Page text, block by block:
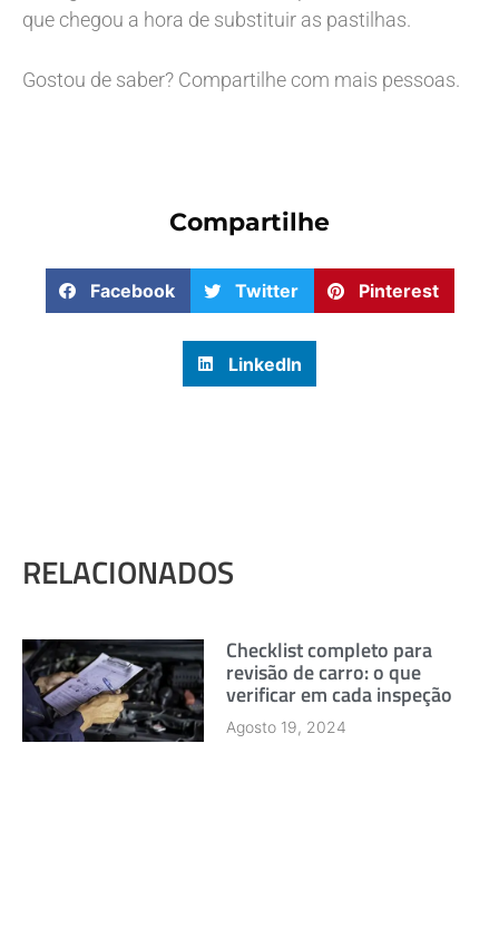
que chegou a hora de substituir as pastilhas.
Gostou de saber? Compartilhe com mais pessoas.
Compartilhe
Facebook Twitter Pinterest
LinkedIn
RELACIONADOS
Checklist completo para
revisão de carro: o que
verificar em cada inspeção
Agosto 19, 2024